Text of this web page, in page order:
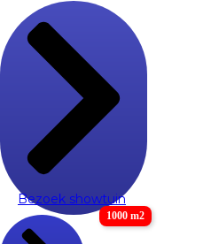
Bezoek showtuin
1000 m2